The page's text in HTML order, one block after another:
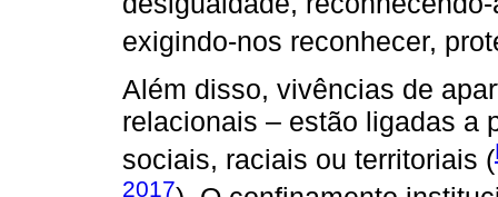
exigindo-nos reconhecer,
Além disso, vivências de
relacionais – estão ligadas a
sociais, raciais ou territoriais (
2017